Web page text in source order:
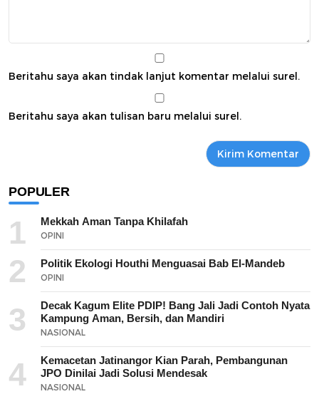
Beritahu saya akan tindak lanjut komentar melalui surel.
Beritahu saya akan tulisan baru melalui surel.
POPULER
1 Mekkah Aman Tanpa Khilafah
OPINI
2 Politik Ekologi Houthi Menguasai Bab El-Mandeb
OPINI
3
Decak Kagum Elite PDIP! Bang Jali Jadi Contoh Nyata
Kampung Aman, Bersih, dan Mandiri
NASIONAL
4
Kemacetan Jatinangor Kian Parah, Pembangunan
JPO Dinilai Jadi Solusi Mendesak
NASIONAL